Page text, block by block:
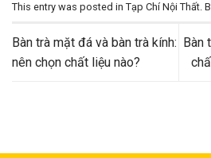
This entry was posted in Tạp Chí Nội Thất.
Bàn trà mặt đá và bàn trà kính:
nên chọn chất liệu nào?
Bàn